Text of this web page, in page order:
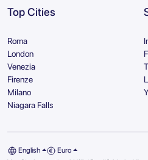
Top Cities
Roma
London
Venezia
Firenze
Milano
Niagara Falls
English
Euro